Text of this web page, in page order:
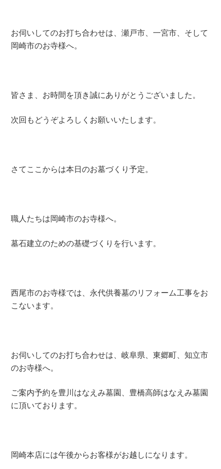
お伺いしてのお打ち合わせは、瀬戸市、一宮市、そして
岡崎市のお寺様へ。
皆さま、お時間を頂き誠にありがとうございました。
次回もどうぞよろしくお願いいたします。
さてここからは本日のお墓づくり予定。
職人たちは岡崎市のお寺様へ。
墓石建立のための基礎づくりを行います。
西尾市のお寺様では、永代供養墓のリフォーム工事をお
こないます。
お伺いしてのお打ち合わせは、岐阜県、東郷町、知立市
のお寺様へ。
ご案内予約を豊川はなえみ墓園、豊橋高師はなえみ墓園
に頂いております。
岡崎本店には午後からお客様がお越しになります。